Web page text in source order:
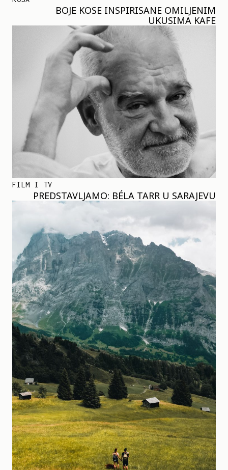
BOJE KOSE INSPIRISANE OMILJENIM
UKUSIMA KAFE
FILM I TV
PREDSTAVLJAMO: BÉLA TARR U SARAJEVU